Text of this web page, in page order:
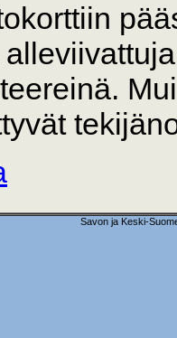
Savon ja Keski-